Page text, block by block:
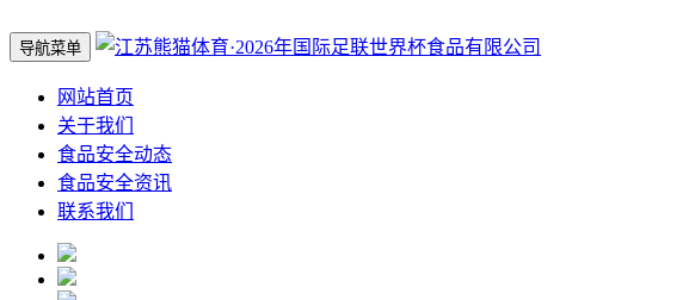
导航菜单
网站首页
关于我们
食品安全动态
食品安全资讯
联系我们